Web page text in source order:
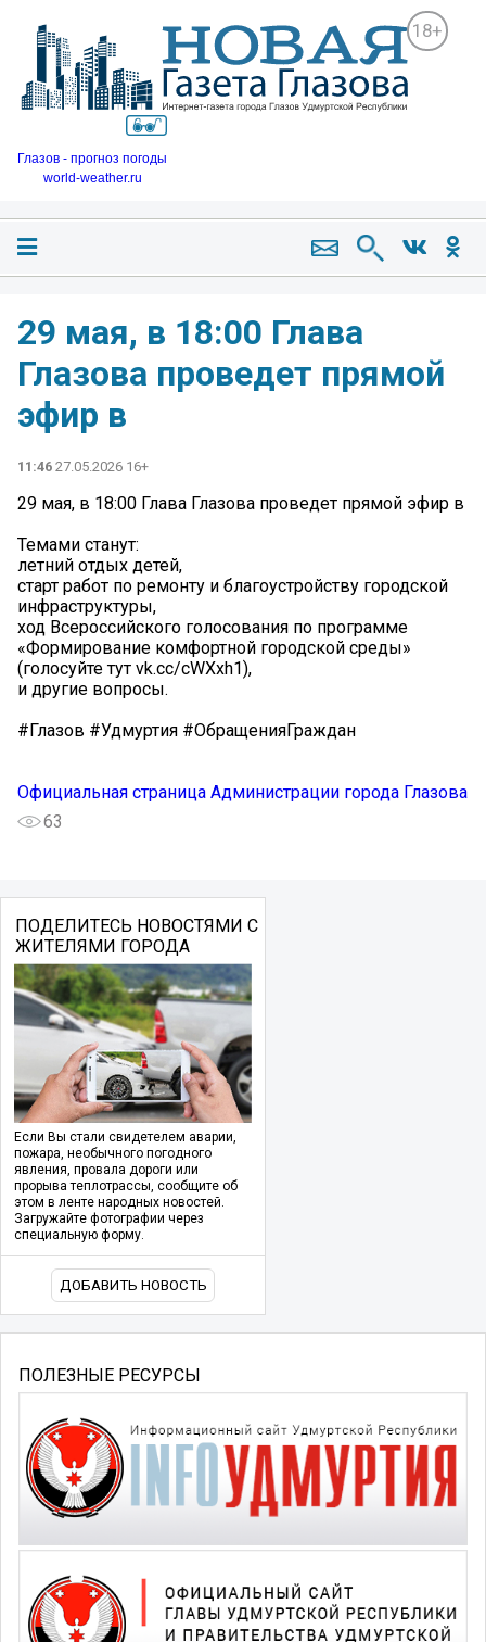
18+
Глазов - прогноз погоды
world-weather.ru
29 мая, в 18:00 Глава
Глазова проведет прямой
эфир в
11:46 27.05.2026 16+
29 мая, в 18:00 Глава Глазова проведет прямой эфир в
Темами станут:
летний отдых детей,
старт работ по ремонту и благоустройству городской
инфраструктуры,
ход Всероссийского голосования по программе
«Формирование комфортной городской среды»
(голосуйте тут vk.cc/cWXxh1),
и другие вопросы.
#Глазов #Удмуртия #ОбращенияГраждан
Официальная страница Администрации города Глазова
63
ПОДЕЛИТЕСЬ НОВОСТЯМИ С
ЖИТЕЛЯМИ ГОРОДА
Если Вы стали свидетелем аварии,
пожара, необычного погодного
явления, провала дороги или
прорыва теплотрассы, сообщите об
этом в ленте народных новостей.
Загружайте фотографии через
специальную форму.
ДОБАВИТЬ НОВОСТЬ
ПОЛЕЗНЫЕ РЕСУРСЫ